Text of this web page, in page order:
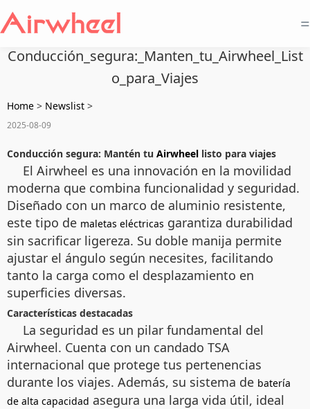
=
Conducción_segura:_Manten_tu_Airwheel_List
o_para_Viajes
Home > Newslist >
2025-08-09
Conducción segura: Mantén tu Airwheel listo para viajes
El Airwheel es una innovación en la movilidad
moderna que combina funcionalidad y seguridad.
Diseñado con un marco de aluminio resistente,
este tipo de maletas eléctricas garantiza durabilidad
sin sacrificar ligereza. Su doble manija permite
ajustar el ángulo según necesites, facilitando
tanto la carga como el desplazamiento en
superficies diversas.
Características destacadas
La seguridad es un pilar fundamental del
Airwheel. Cuenta con un candado TSA
internacional que protege tus pertenencias
durante los viajes. Además, su sistema de batería
de alta capacidad asegura una larga vida útil, ideal